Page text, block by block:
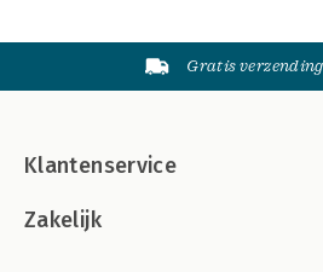
Gratis
Klantenservice
Zakelijk